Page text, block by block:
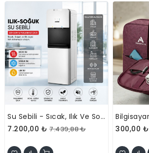
Su Sebili - Sıcak, Ilık Ve Soğuk Su Seçenekli - Üstten Yüklemeli
7.200,00 ₺ 7.439,88 ₺
300,00 ₺